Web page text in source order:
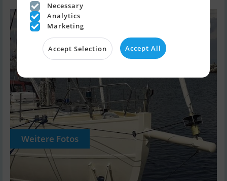
Weitere Fotos
Necessary
Analytics
Marketing
Accept Selection Accept All